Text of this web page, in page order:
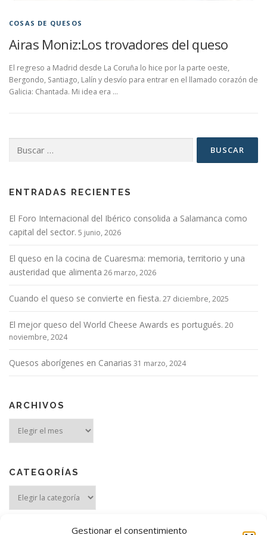
Gestionar el consentimiento
COSAS DE QUESOS
Airas Moniz:Los trovadores del queso
El regreso a Madrid desde La Coruña lo hice por la parte oeste,
Bergondo, Santiago, Lalín y desvío para entrar en el llamado corazón de
Galicia: Chantada. Mi idea era …
ENTRADAS RECIENTES
El Foro Internacional del Ibérico consolida a Salamanca como
capital del sector. 5 junio, 2026
El queso en la cocina de Cuaresma: memoria, territorio y una
austeridad que alimenta 26 marzo, 2026
Cuando el queso se convierte en fiesta. 27 diciembre, 2025
El mejor queso del World Cheese Awards es portugués. 20
noviembre, 2024
Quesos aborígenes en Canarias 31 marzo, 2024
ARCHIVOS
CATEGORÍAS